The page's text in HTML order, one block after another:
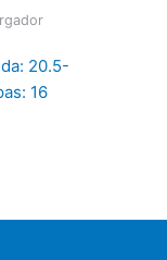
20.5-
16